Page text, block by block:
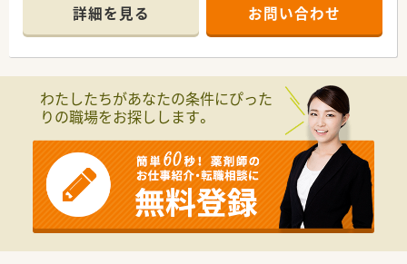
詳細を見る お問い合わせ
わたしたちがあなたの条件にぴった
りの職場をお探しします。